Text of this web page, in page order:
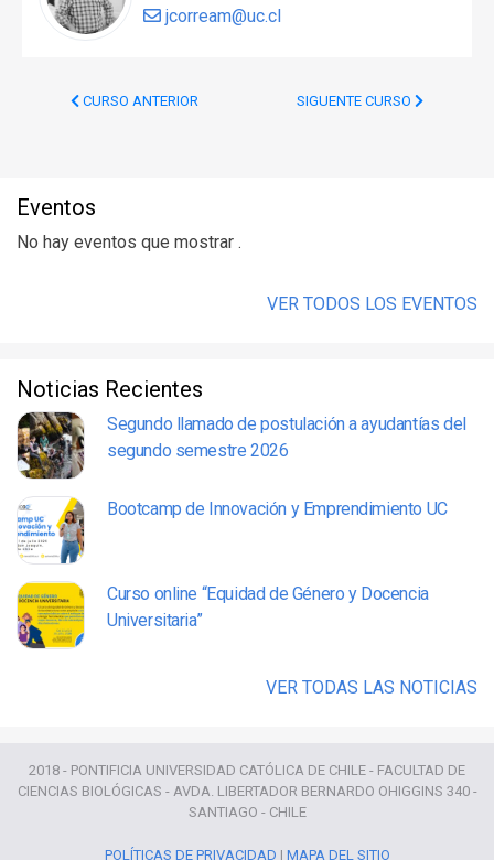
jcorream@uc.cl
CURSO ANTERIOR SIGUENTE CURSO
Eventos
No hay eventos que mostrar .
VER TODOS LOS EVENTOS
Noticias Recientes
Segundo llamado de postulación a ayudantías del
segundo semestre 2026
Bootcamp de Innovación y Emprendimiento UC
Curso online “Equidad de Género y Docencia
Universitaria”
VER TODAS LAS NOTICIAS
2018 - PONTIFICIA UNIVERSIDAD CATÓLICA DE CHILE - FACULTAD DE
CIENCIAS BIOLÓGICAS - AVDA. LIBERTADOR BERNARDO OHIGGINS 340 -
SANTIAGO - CHILE
POLÍTICAS DE PRIVACIDAD | MAPA DEL SITIO